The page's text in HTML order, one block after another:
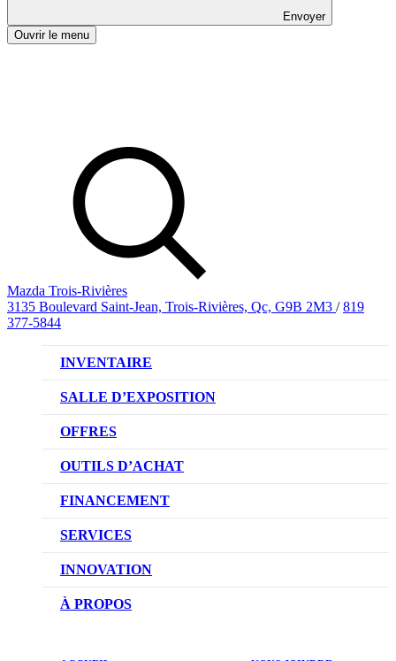
Envoyer
Ouvrir le menu
Mazda Trois-Rivières
3135 Boulevard Saint-Jean, Trois-Rivières, Qc, G9B 2M3 / 819
377-5844
INVENTAIRE
VÉHICULES NEUFS
VÉHICULES D’OCCASION
SALLE D’EXPOSITION
OFFRES
OFFRES DU CONCESSIONNAIRE
OUTILS D’ACHAT
CONFIGUREZ VOTRE VÉHICULE
RÉSERVEZ UN ESSAI ROUTIER
DEMANDEZ UN PRIX
FINANCEMENT
NOTRE DIFFÉRENCE
DEMANDE DE CRÉDIT AUTO
SERVICES
NOTRE PROMESSE
PRENDRE UN RENDEZ-VOUS
INNOVATION
TECHNOLOGIE SKYACTIV
À PROPOS